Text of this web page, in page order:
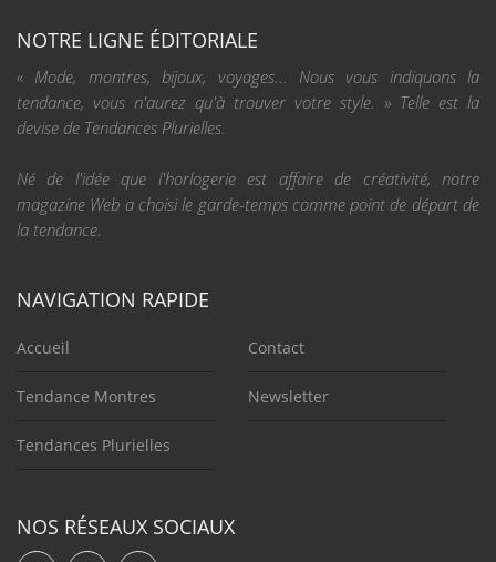
NOTRE LIGNE ÉDITORIALE
« Mode, montres, bijoux, voyages... Nous vous indiquons la
tendance, vous n'aurez qu'à trouver votre style. » Telle est la
devise de Tendances Plurielles.
Né de l'idée que l'horlogerie est affaire de créativité, notre
magazine Web a choisi le garde-temps comme point de départ de
la tendance.
NAVIGATION RAPIDE
Accueil
Tendance Montres
Tendances Plurielles
Contact
Newsletter
NOS RÉSEAUX SOCIAUX